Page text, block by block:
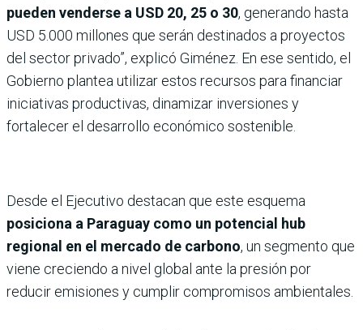
pueden venderse a USD 20, 25 o 30, generando hasta
USD 5.000 millones que serán destinados a proyectos
del sector privado”, explicó Giménez. En ese sentido, el
Gobierno plantea utilizar estos recursos para financiar
iniciativas productivas, dinamizar inversiones y
fortalecer el desarrollo económico sostenible.
Desde el Ejecutivo destacan que este esquema
posiciona a Paraguay como un potencial hub
regional en el mercado de carbono, un segmento que
viene creciendo a nivel global ante la presión por
reducir emisiones y cumplir compromisos ambientales.